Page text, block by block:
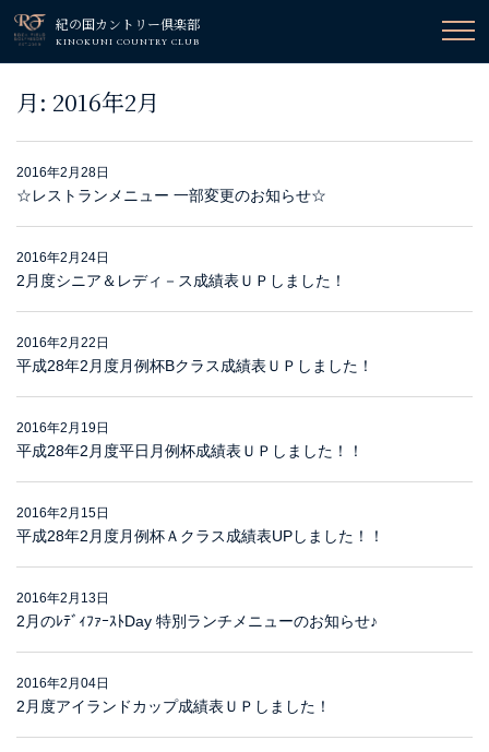
紀の国カントリー倶楽部
KINOKUNI COUNTRY CLUB
月: 2016年2月
2016年2月28日
☆レストランメニュー 一部変更のお知らせ☆
2016年2月24日
2月度シニア＆レディ－ス成績表ＵＰしました！
2016年2月22日
平成28年2月度月例杯Bクラス成績表ＵＰしました！
2016年2月19日
平成28年2月度平日月例杯成績表ＵＰしました！！
2016年2月15日
平成28年2月度月例杯Ａクラス成績表UPしました！！
2016年2月13日
2月のﾚﾃﾞｨﾌｧｰｽﾄDay 特別ランチメニューのお知らせ♪
2016年2月04日
2月度アイランドカップ成績表ＵＰしました！